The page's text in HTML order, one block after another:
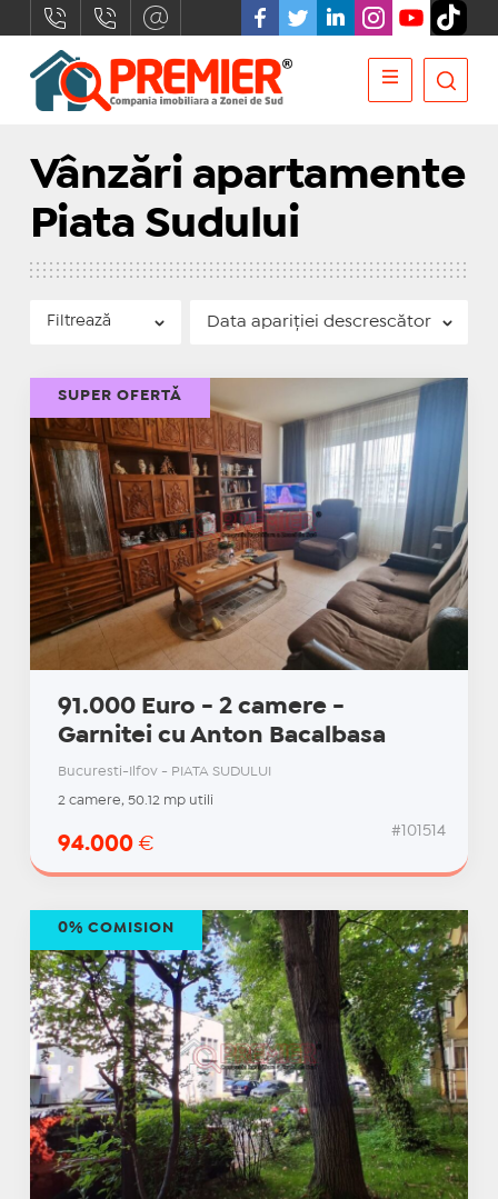
Vânzări apartamente
Piata Sudului
Filtrează
91.000 Euro - 2 camere -
Garnitei cu Anton Bacalbasa
Bucuresti-Ilfov - PIATA SUDULUI
2 camere, 50.12 mp utili
94.000 €
#101514
SUPER OFERTĂ
0% COMISION